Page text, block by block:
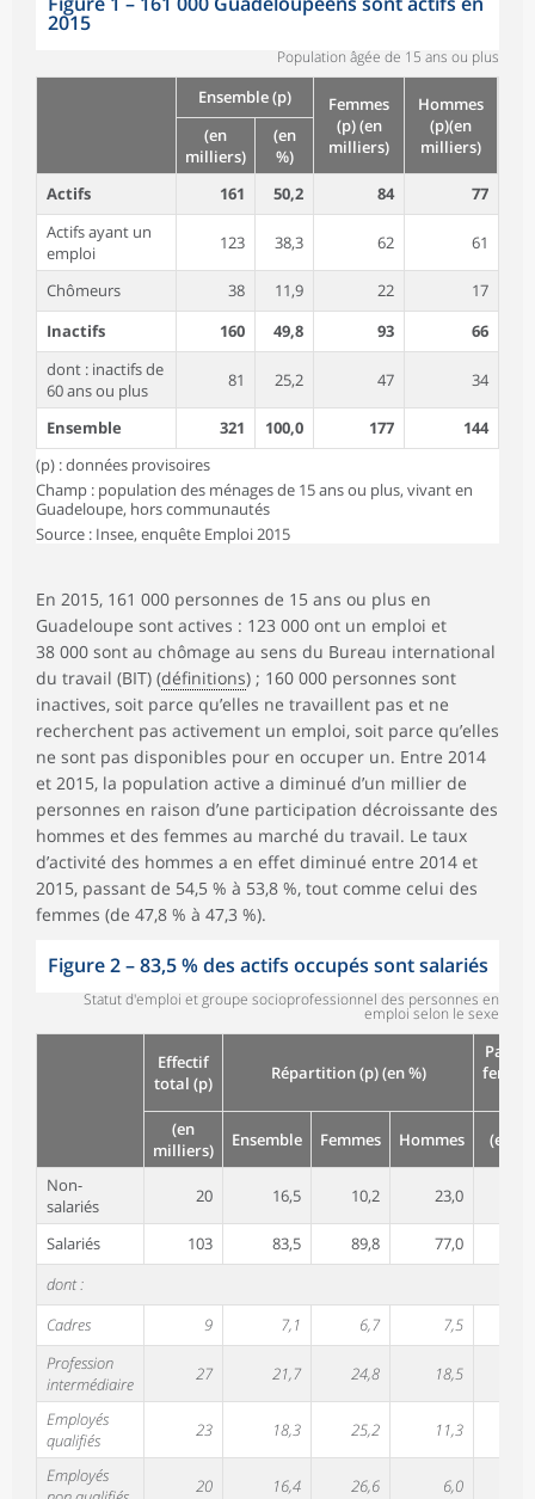
2015
Population âgée de 15 ans ou plus
Ensemble (p)
Femmes
(p) (en
milliers)
Hommes
(p)(en
milliers)
(en
milliers)
(en
%)
Actifs
161 50,2 84
77
Actifs ayant un
emploi
123 38,3 62 61
Chômeurs 38 11,9 22
17
Inactifs
160 49,8 93
66
dont : inactifs de
60 ans ou plus
81 25,2 47 34
Ensemble 321 100,0 177
144
(p) : données provisoires
Champ : population des ménages de 15 ans ou plus, vivant en
Guadeloupe, hors communautés
Source : Insee, enquête Emploi 2015
En 2015, 161 000 personnes de 15 ans ou plus en
Guadeloupe sont actives : 123 000 ont un emploi et
38 000 sont au chômage au sens du Bureau international
du travail (BIT) (définitions) ; 160 000 personnes sont
inactives, soit parce qu’elles ne travaillent pas et ne
recherchent pas activement un emploi, soit parce qu’elles
ne sont pas disponibles pour en occuper un. Entre 2014
et 2015, la population active a diminué d’un millier de
personnes en raison d’une participation décroissante des
hommes et des femmes au marché du travail. Le taux
d’activité des hommes a en effet diminué entre 2014 et
2015, passant de 54,5 % à 53,8 %, tout comme celui des
femmes (de 47,8 % à 47,3 %).
Figure 2–83,5 % des actifs occupés sont salariés
Statut d'emploi et groupe socioprofessionnel des personnes en
emploi selon le sexe
Effectif
total (p)
Répartition (p) (en %)
Part
(en
milliers)
Ensemble Femmes Hommes (en %)
Non-
salariés
20 16,5 10,2 23,0
Salariés 103 83,5 89,8 77,0
dont :
Cadres
9 7,1 6,7 7,5
Profession
intermédiaire
27 21,7 24,8 18,5
Employés
qualifiés
23 18,3 25,2 11,3
Employés
20 16,4 26,6 6,0